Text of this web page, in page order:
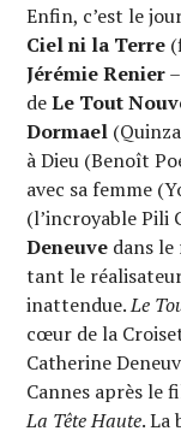
Enfin, c’est le
Ciel ni la Terre
Jérémie Renier
deLe Tout
Dormael
à Dieu (Benoît
avec sa femme
(l’incroyable Pili
Deneuve dans
tant le
inattendue.Le
cœur de la
Catherine
Cannes après le
La Tête Haute. La